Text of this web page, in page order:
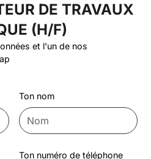
DE TRAVAUX
(H/F)
et l'un de nos
Ton nom
Ton numéro de téléphone